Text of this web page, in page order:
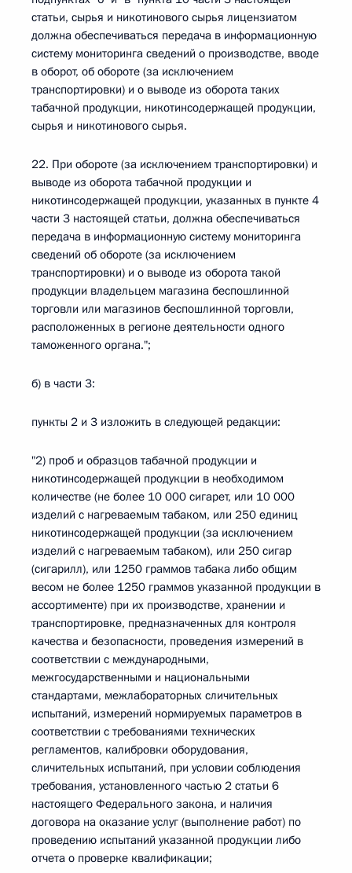
статьи, сырья и никотинового сырья лицензиатом
должна обеспечиваться передача в информационную
систему мониторинга сведений о производстве, вводе
в оборот, об обороте (за исключением
транспортировки) и о выводе из оборота таких
табачной продукции, никотинсодержащей продукции,
сырья и никотинового сырья.
22. При обороте (за исключением транспортировки) и
выводе из оборота табачной продукции и
никотинсодержащей продукции, указанных в пункте 4
части 3 настоящей статьи, должна обеспечиваться
передача в информационную систему мониторинга
сведений об обороте (за исключением
транспортировки) и о выводе из оборота такой
продукции владельцем магазина беспошлинной
торговли или магазинов беспошлинной торговли,
расположенных в регионе деятельности одного
таможенного органа.";
б) в части 3:
пункты 2 и 3 изложить в следующей редакции:
"2) проб и образцов табачной продукции и
никотинсодержащей продукции в необходимом
количестве (не более 10 000 сигарет, или 10 000
изделий с нагреваемым табаком, или 250 единиц
никотинсодержащей продукции (за исключением
изделий с нагреваемым табаком), или 250 сигар
(сигарилл), или 1250 граммов табака либо общим
весом не более 1250 граммов указанной продукции в
ассортименте) при их производстве, хранении и
транспортировке, предназначенных для контроля
качества и безопасности, проведения измерений в
соответствии с международными,
межгосударственными и национальными
стандартами, межлабораторных сличительных
испытаний, измерений нормируемых параметров в
соответствии с требованиями технических
регламентов, калибровки оборудования,
сличительных испытаний, при условии соблюдения
требования, установленного частью 2 статьи 6
настоящего Федерального закона, и наличия
договора на оказание услуг (выполнение работ) по
проведению испытаний указанной продукции либо
отчета о проверке квалификации;